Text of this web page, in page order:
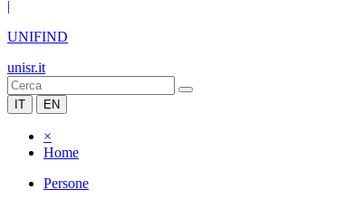
|
UNIFIND
unisr.it
IT EN
×
Home
Persone